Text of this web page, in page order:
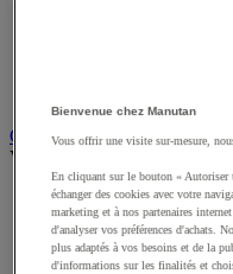
Chauffage, rafraîchisseur et
Voir toute la catégorie
Chauffage au fuel
Chauffage au gaz
Chauffage électrique
Rafraîchisseur et
Bienvenue chez Manutan
Vous offrir une visite sur-mesure,
En cliquant sur le bouton «
échanger des cookies avec votre
marketing et à nos partenaires
d'analyser vos préférences d'achats.
plus adaptés à vos besoins et de la
d'informations sur les finalités et